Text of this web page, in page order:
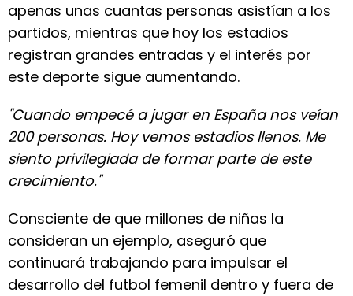
apenas unas cuantas personas asistían a los
partidos, mientras que hoy los estadios
registran grandes entradas y el interés por
este deporte sigue aumentando.
"Cuando empecé a jugar en España nos veían
200 personas. Hoy vemos estadios llenos. Me
siento privilegiada de formar parte de este
crecimiento."
Consciente de que millones de niñas la
consideran un ejemplo, aseguró que
continuará trabajando para impulsar el
desarrollo del futbol femenil dentro y fuera de